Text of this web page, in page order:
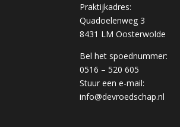
Praktijkadres:
Quadoelenweg 3
8431 LM Oosterwolde
Bel het spoednummer:
0516 – 520 605
Stuur een e-mail:
info@devroedschap.nl